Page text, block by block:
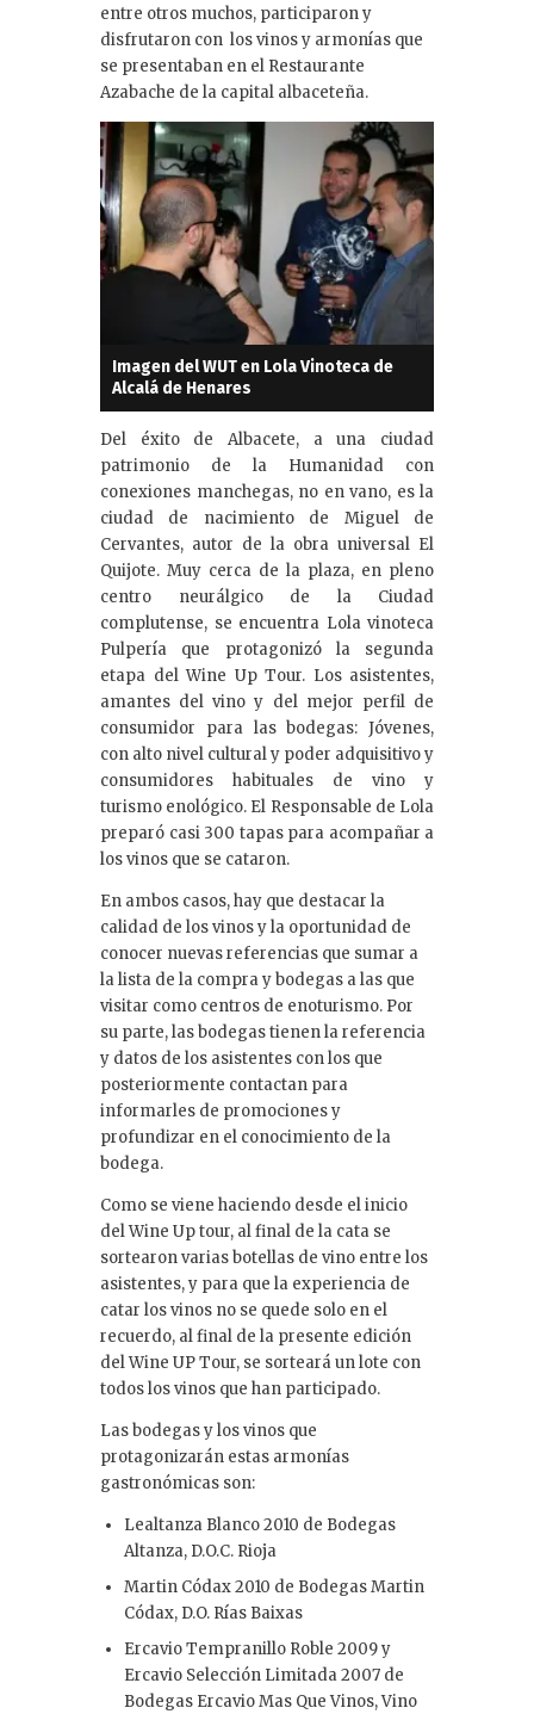
entre otros muchos, participaron y
disfrutaron con los vinos y armonías que
se presentaban en el Restaurante
Azabache de la capital albaceteña.
Imagen del WUT en Lola Vinoteca de
Alcalá de Henares
Del éxito de Albacete, a una ciudad
patrimonio de la Humanidad con
conexiones manchegas, no en vano, es la
ciudad de nacimiento de Miguel de
Cervantes, autor de la obra universal El
Quijote. Muy cerca de la plaza, en pleno
centro neurálgico de la Ciudad
complutense, se encuentra Lola vinoteca
Pulpería que protagonizó la segunda
etapa del Wine Up Tour. Los asistentes,
amantes del vino y del mejor perfil de
consumidor para las bodegas: Jóvenes,
con alto nivel cultural y poder adquisitivo y
consumidores habituales de vino y
turismo enológico. El Responsable de Lola
preparó casi 300 tapas para acompañar a
los vinos que se cataron.
En ambos casos, hay que destacar la
calidad de los vinos y la oportunidad de
conocer nuevas referencias que sumar a
la lista de la compra y bodegas a las que
visitar como centros de enoturismo. Por
su parte, las bodegas tienen la referencia
y datos de los asistentes con los que
posteriormente contactan para
informarles de promociones y
profundizar en el conocimiento de la
bodega.
Como se viene haciendo desde el inicio
del Wine Up tour, al final de la cata se
sortearon varias botellas de vino entre los
asistentes, y para que la experiencia de
catar los vinos no se quede solo en el
recuerdo, al final de la presente edición
del Wine UP Tour, se sorteará un lote con
todos los vinos que han participado.
Las bodegas y los vinos que
protagonizarán estas armonías
gastronómicas son:
Lealtanza Blanco 2010 de Bodegas
Altanza, D.O.C. Rioja
Martin Códax 2010 de Bodegas Martin
Códax, D.O. Rías Baixas
Ercavio Tempranillo Roble 2009 y
Ercavio Selección Limitada 2007 de
Bodegas Ercavio Mas Que Vinos, Vino